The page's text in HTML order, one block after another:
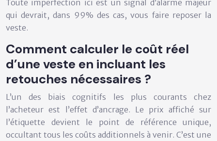
Toute imperfection ici est unsignal d’alarme majeur
qui devrait, dans 99% des cas, vous faire reposer la
veste.
Comment calculer le coût réel
d’une veste en incluant les
retouches nécessaires ?
L’un des biais cognitifs les plus courants chez
l’acheteur est l’effet d’ancrage. Le prix affiché sur
l’étiquette devient le point de référence unique,
occultant tous les coûts additionnels à venir. C’est une